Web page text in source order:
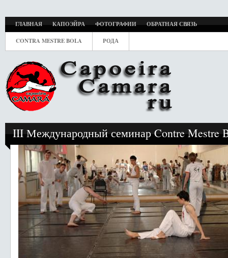
ГЛАВНАЯ КАПОЭЙРА ФОТОГРАФИИ ОБРАТНАЯ СВЯЗЬ
CONTRA MESTRE BOLA РОДА
III Международный семинар Contre Mestre